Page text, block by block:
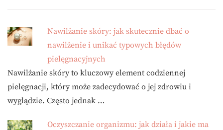
Nawilżanie skóry: jak skutecznie dbać o
nawilżenie i unikać typowych błędów
pielęgnacyjnych
Nawilżanie skóry to kluczowy element codziennej
pielęgnacji, który może zadecydować o jej zdrowiu i
wyglądzie. Często jednak …
Oczyszczanie organizmu: jak działa i jakie ma